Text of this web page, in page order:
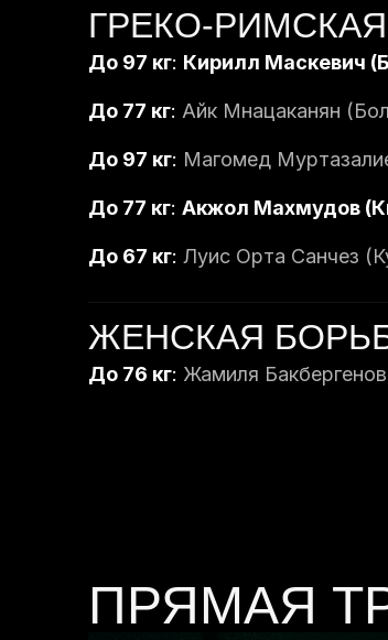
ГРЕКО-
До 97 кг: Кирилл Маскевич
До 77 кг: Айк Мнацаканян
До 97 кг: Магомед
До 77 кг: Акжол Махмудов
До 67 кг: Луис Орта Санчез
ЖЕНСКАЯ
До 76 кг: Жамиля
ПРЯМАЯ